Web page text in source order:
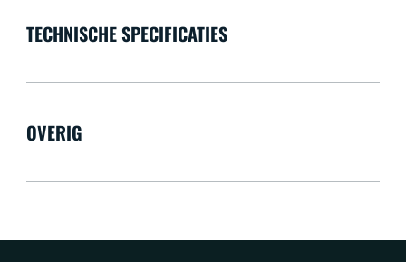
TECHNISCHE SPECIFICATIES
OVERIG